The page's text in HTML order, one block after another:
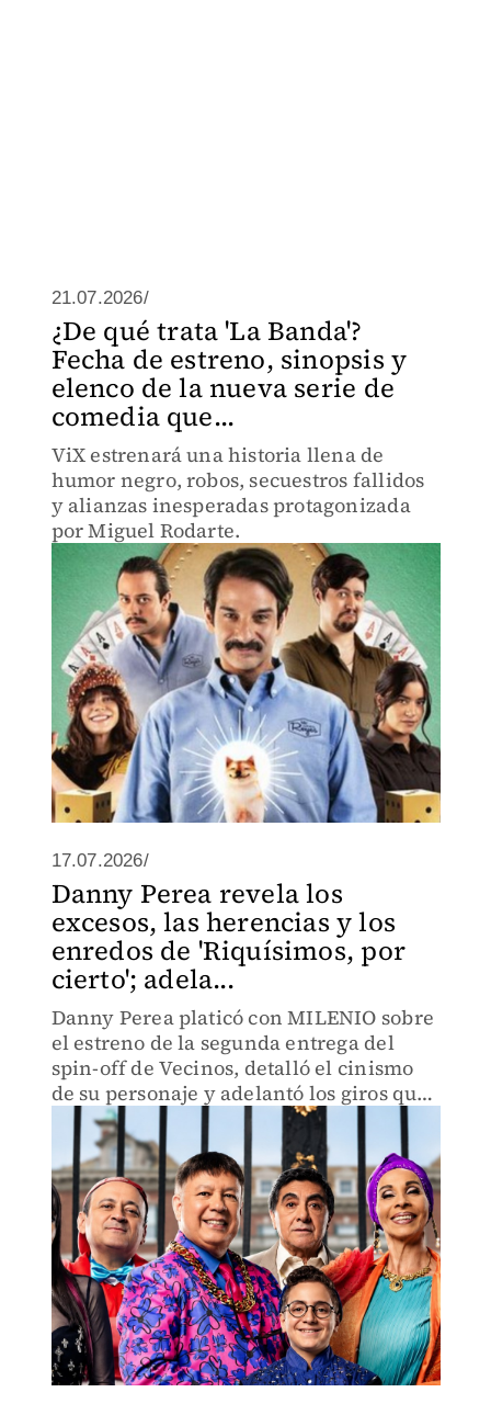
21.07.2026/
¿De qué trata 'La Banda'?
Fecha de estreno, sinopsis y
elenco de la nueva serie de
comedia que...
ViX estrenará una historia llena de
humor negro, robos, secuestros fallidos
y alianzas inesperadas protagonizada
por Miguel Rodarte.
17.07.2026/
Danny Perea revela los
excesos, las herencias y los
enredos de 'Riquísimos, por
cierto'; adela...
Danny Perea platicó con MILENIO sobre
el estreno de la segunda entrega del
spin-off de Vecinos, detalló el cinismo
de su personaje y adelantó los giros que
marcarán la tercera temporada ya
grabada.